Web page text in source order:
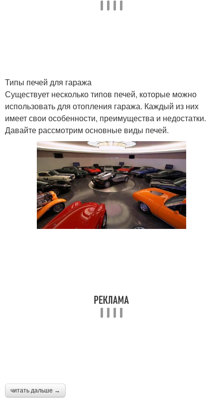
Типы печей для гаража
Существует несколько типов печей, которые можно
использовать для отопления гаража. Каждый из них
имеет свои особенности, преимущества и недостатки.
Давайте рассмотрим основные виды печей.
читать дальше →